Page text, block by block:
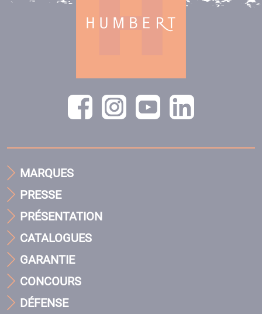
MARQUES
PRESSE
PRÉSENTATION
CATALOGUES
GARANTIE
CONCOURS
DÉFENSE